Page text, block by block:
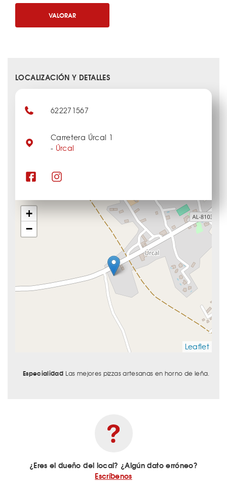
VALORAR
LOCALIZACIÓN Y DETALLES
+
−
Leaflet
622271567
Carretera Úrcal 1
- Úrcal
Especialidad Las mejores pizzas artesanas en horno de leña.
¿Eres el dueño del local? ¿Algún dato erróneo?
Escríbenos